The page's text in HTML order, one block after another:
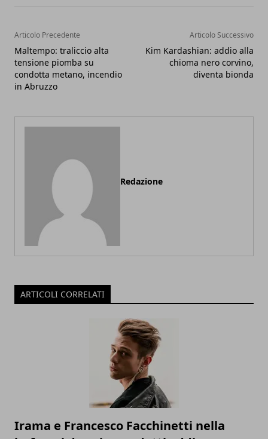
Articolo Precedente
Maltempo: traliccio alta
tensione piomba su
condotta metano, incendio
in Abruzzo
Articolo Successivo
Kim Kardashian: addio alla
chioma nero corvino,
diventa bionda
Redazione
ARTICOLI CORRELATI
Irama e Francesco Facchinetti nella